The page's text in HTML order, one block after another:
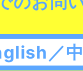
／